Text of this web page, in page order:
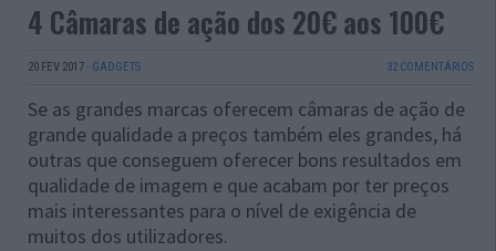
4 Câmaras de ação dos 20€ aos 100€
20 FEV 2017 · GADGETS 32 COMENTÁRIOS
Se as grandes marcas oferecem câmaras de ação de
grande qualidade a preços também eles grandes, há
outras que conseguem oferecer bons resultados em
qualidade de imagem e que acabam por ter preços
mais interessantes para o nível de exigência de
muitos dos utilizadores.